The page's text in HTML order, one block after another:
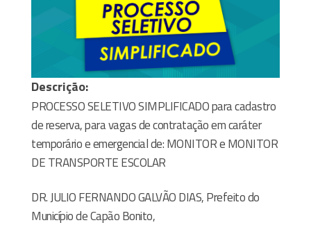
Descrição:
PROCESSO SELETIVO SIMPLIFICADO para cadastro
de reserva, para vagas de contratação em caráter
temporário e emergencial de: MONITOR e MONITOR
DE TRANSPORTE ESCOLAR
DR. JULIO FERNANDO GALVÃO DIAS, Prefeito do
Município de Capão Bonito,